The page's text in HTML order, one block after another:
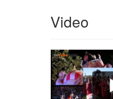
Video